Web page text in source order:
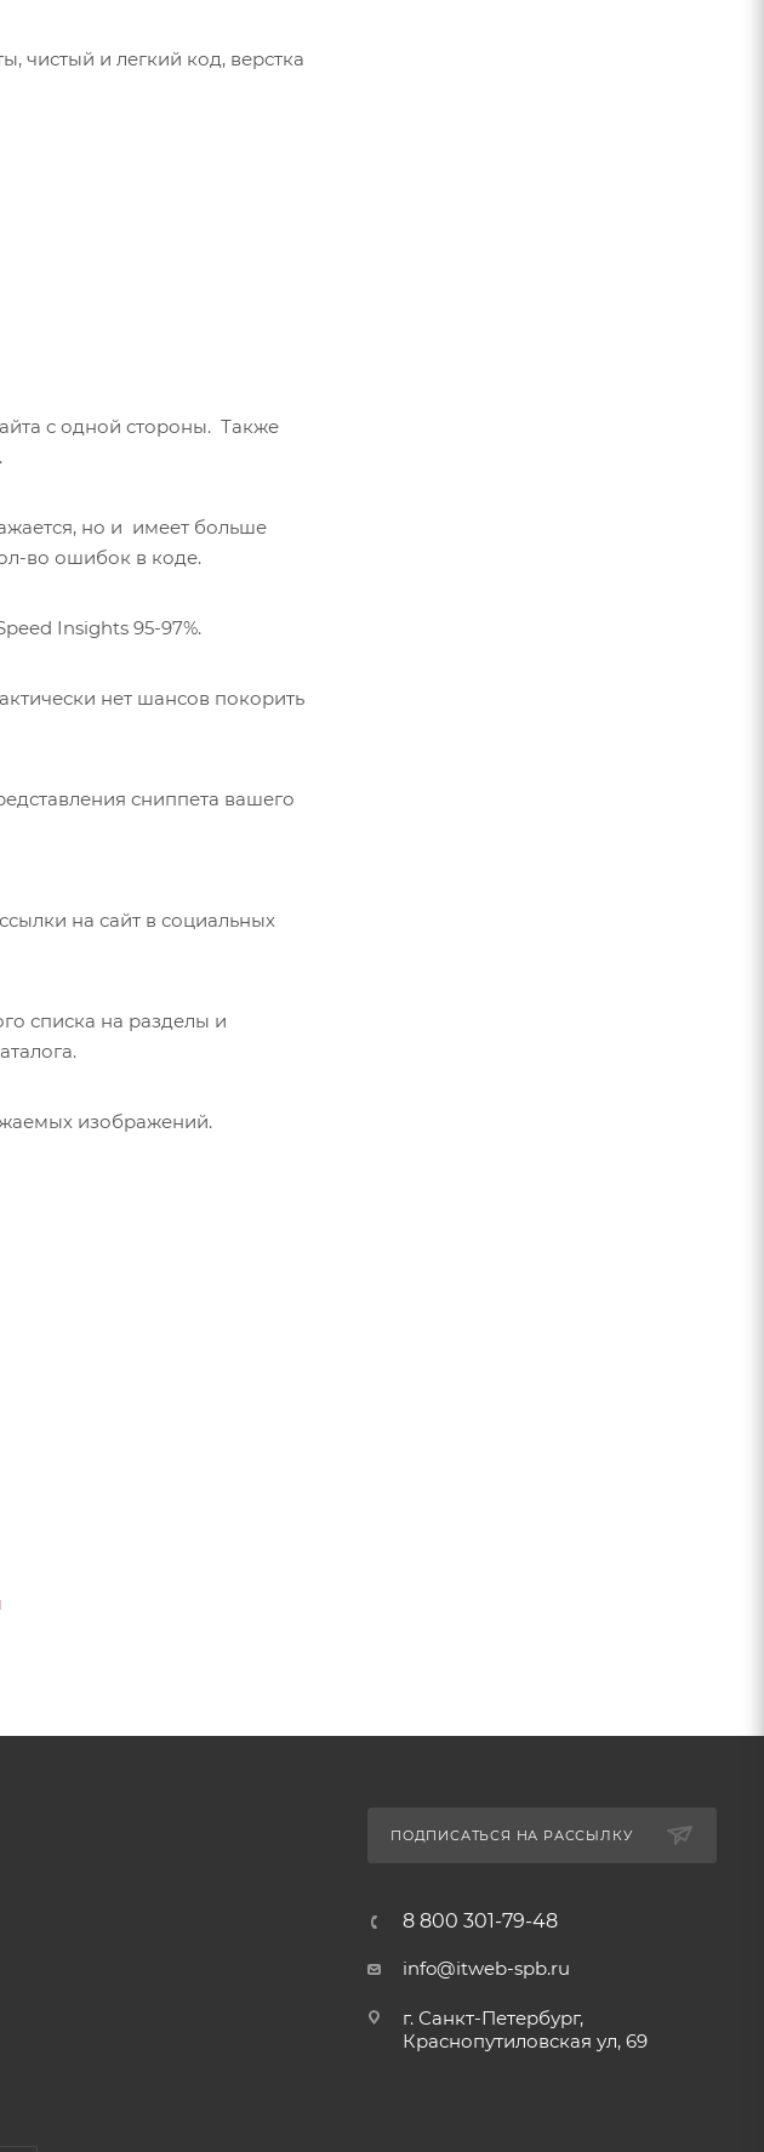
чистый и легкий код, верстка
с одной стороны. Также
но и имеет больше
во ошибок в коде.
Insights 95-97%.
нет шансов покорить
сниппета вашего
на сайт в социальных
списка на разделы и
изображений.
ПОДПИСАТЬСЯ НА РАССЫЛКУ
8 800 301-79-48
info@itweb-spb.ru
г. Санкт-Петербург,
Краснопутиловская ул, 69